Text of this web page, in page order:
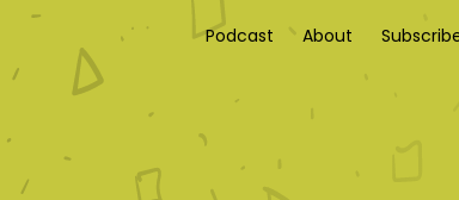
Podcast About